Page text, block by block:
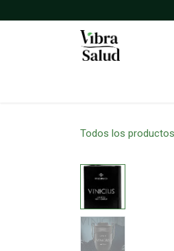
Todos los productos